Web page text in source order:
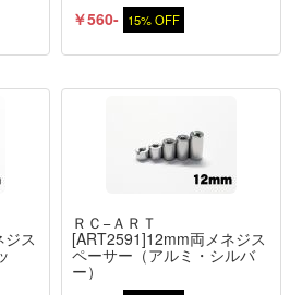
￥560- 15% OFF
ス
ＲＣ−ＡＲＴ
[ART2591]12mm両メネジス
ペーサー（アルミ・シルバ
ー）